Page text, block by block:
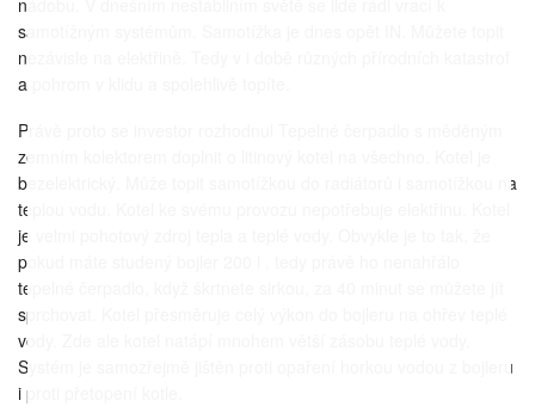
nádobu. V dnešním nestabilním světě se lidé rádi vrací k
samotížným systémům. Samotížka je dnes opět IN. Můžete topit
nezávisle na elektřině. Tedy v i době různých přírodních katastrof
a pohrom v klidu a spolehlivě topíte.
Právě proto se investor rozhodnul Tepelné čerpadlo s měděným
zemním kolektorem doplnit o litinový kotel na všechno. Kotel je
bezelektrický. Může topit samotížkou do radiátorů i samotížkou na
teplou vodu. Kotel ke svému provozu nepotřebuje elektřinu. Kotel
je velmi pohotový zdroj tepla a teplé vody. Obvykle je to tak, že
pokud máte studený bojler 200 l , tedy právě ho nenahřálo
tepelné čerpadlo, když škrtnete sirkou, za 40 minut se můžete jít
sprchovat. Kotel přesměruje celý výkon do bojleru na ohřev teplé
vody. Zde ale kotel natápí mnohem větší zásobu teplé vody.
Systém je samozřejmě jištěn proti opaření horkou vodou z bojleru
i proti přetopení kotle.